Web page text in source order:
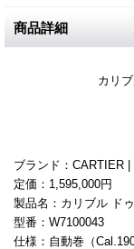
商品詳細
カリ
ブランド：CARTIER |
定価：1,595,000円
製品名：カリブル ド
型番：W7100043
仕様：自動巻（